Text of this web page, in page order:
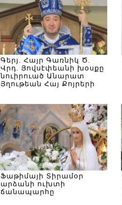
Գերյ. Հայր Գառնիկ Ծ.
Վրդ. Յովսէփեանի խօսքը
նուիրուած Անարատ
Յղութեան Հայ Քոյրերի
ամեակին
Ֆաթիմայի Տիրամօր
արձանի ուխտի
ճանապարհը